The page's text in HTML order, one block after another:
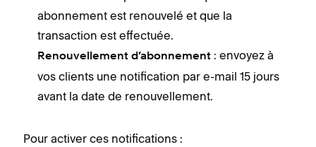
abonnement est renouvelé et que la
transaction est effectuée.
Renouvellement d’abonnement : envoyez à
vos clients une notification par e-mail 15 jours
avant la date de renouvellement.
Pour activer ces notifications :